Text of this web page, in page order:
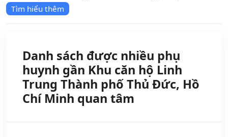
Tìm hiểu thêm
Danh sách được nhiều phụ
huynh gần Khu căn hộ Linh
Trung Thành phố Thủ Đức, Hồ
Chí Minh quan tâm